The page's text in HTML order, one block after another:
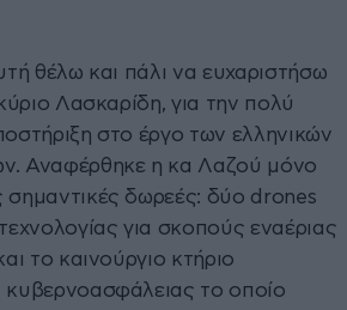
θέλω και πάλι να ευχαριστήσω
Λασκαρίδη, για την πολύ
στο έργο των ελληνικών
Αναφέρθηκε η κα Λαζού μόνο
δωρεές: δύο drones
για σκοπούς εναέριας
το καινούργιο κτήριο
κυβερνοασφάλειας το οποίο